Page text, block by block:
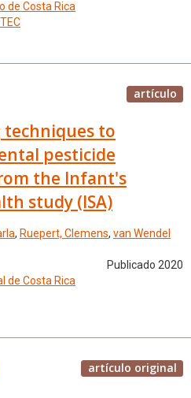
de Costa Rica
artículo
techniques to
pesticide
the Infant's
study (ISA)
, Ruepert, Clemens, van Wendel
Publicado 2020
de Costa Rica
artículo original